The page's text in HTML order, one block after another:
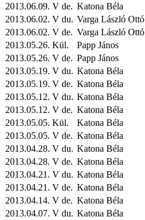
2013.06.09. V de. Katona Béla
2013.06.02. V du. Varga László Ottó
2013.06.02. V de. Varga László Ottó
2013.05.26. Kül. Papp János
2013.05.26. V de. Papp János
2013.05.19. V du. Katona Béla
2013.05.19. V de. Katona Béla
2013.05.12. V du. Katona Béla
2013.05.12. V de. Katona Béla
2013.05.05. Kül. Katona Béla
2013.05.05. V de. Katona Béla
2013.04.28. V du. Katona Béla
2013.04.28. V de. Katona Béla
2013.04.21. V du. Katona Béla
2013.04.21. V de. Katona Béla
2013.04.14. V de. Katona Béla
2013.04.07. V du. Katona Béla